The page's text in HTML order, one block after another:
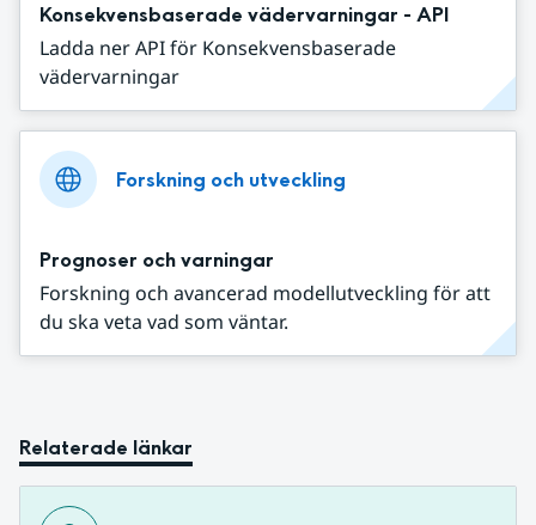
Konsekvensbaserade vädervarningar - API
Ladda ner API för Konsekvensbaserade
vädervarningar
Forskning och utveckling
Prognoser och varningar
Forskning och avancerad modellutveckling för att
du ska veta vad som väntar.
Relaterade länkar